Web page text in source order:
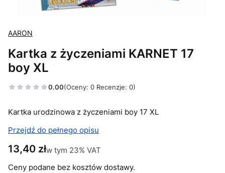
AARON
Kartka z życzeniami KARNET 17
boy XL
0.00(Oceny: 0 Recenzje: 0)
Kartka urodzinowa z życzeniami boy 17 XL
Przejdź do pełnego opisu
Cena
13,40 złw tym 23% VAT
w tym 23% VAT
Ceny podane bez kosztów dostawy.